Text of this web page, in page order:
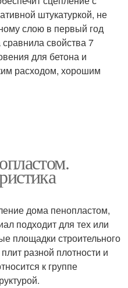
штукатуркой, не
слою в первый год
свойства 7
для бетона и
расходом, хорошим
дома пенопластом,
подходит для тех или
площадки строительного
разной плотности и
к группе